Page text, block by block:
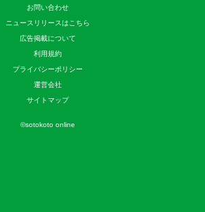
お問い合わせ
ニュースリリースはこちら
広告掲載について
利用規約
プライバシーポリシー
運営会社
サイトマップ
©sotokoto online